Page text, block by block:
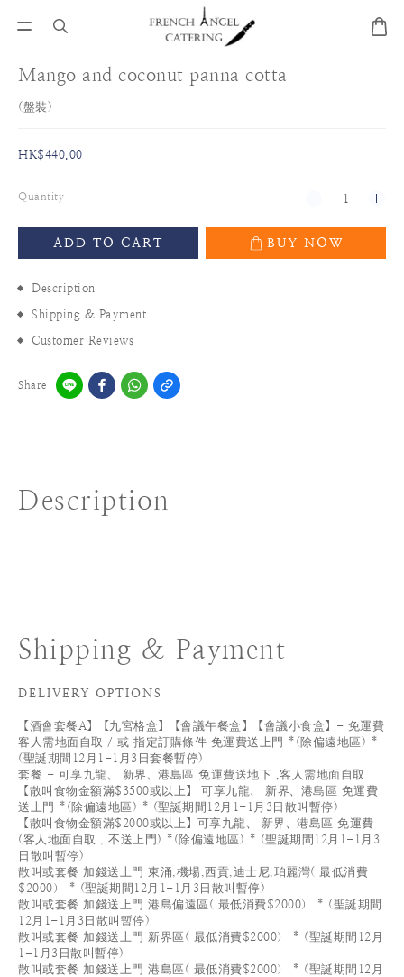
Mango and coconut panna cotta
(盤裝)
HK$440.00
Quantity
ADD TO CART BUY NOW
Description
Shipping & Payment
Customer Reviews
Share
Description
Shipping & Payment
DELIVERY OPTIONS
【酒會套餐A】【九宮格盒】【會議午餐盒】【會議小食盒】- 免運費
客人需地面自取 / 或 指定訂購條件 免運費送上門 *(除偏遠地區) *
(聖誕期間12月1-1月3日套餐暫停)
套餐 - 可享九龍、 新界、港島區 免運費送地下 ,客人需地面自取
【散叫食物金額滿$3500或以上】 可享九龍、 新界、港島區 免運費
送上門 *(除偏遠地區) * (聖誕期間12月1-1月3日散叫暫停)
【散叫食物金額滿$2000或以上】可享九龍、 新界、港島區 免運費
(客人地面自取 , 不送上門) *(除偏遠地區) * (聖誕期間12月1-1月3
日散叫暫停)
散叫或套餐 加錢送上門 東涌,機場,西貢,迪士尼,珀麗灣( 最低消費
$2000） * (聖誕期間12月1-1月3日散叫暫停)
散叫或套餐 加錢送上門 港島偏遠區( 最低消費$2000） * (聖誕期間
12月1-1月3日散叫暫停)
散叫或套餐 加錢送上門 新界區( 最低消費$2000） * (聖誕期間12月
1-1月3日散叫暫停)
散叫或套餐 加錢送上門 港島區( 最低消費$2000） * (聖誕期間12月